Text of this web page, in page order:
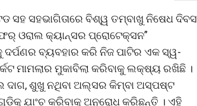
ସହଭାଗିତାରେ ବିଶ୍ୱ ତମ୍ବାଖୁ ନିଷେଧ ଦିବସ
ଓରାଲ କ୍ୟାନ୍‌ସର ପ୍ରୋଟେକ୍ସନ”
ଦର୍ପଣର ବ୍ୟବହାର କରି ନିଜ ପାଟିର ଏକ ସ୍ୱ-
ମାମଲାର ମୁକାବିଲା କରିବାକୁ ଲକ୍ଷ୍ୟ ରଖିଛି ।
ଦାଗ, ଶୁଖୁ ନଥିବା ଅଲ୍‌ସର କିମ୍ବା ଅସ୍ପଷ୍ଟ
ଯାଂଚ କରିବାକୁ ଅନୁରୋଧ କରିଛନ୍ତି । ଏହି